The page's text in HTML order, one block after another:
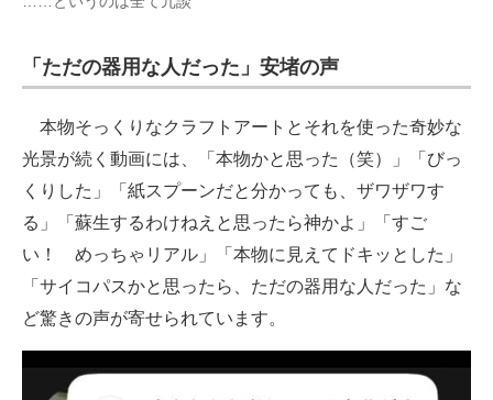
「ただの器用な人だった」安堵の声
本物そっくりなクラフトアートとそれを使った奇妙な
光景が続く動画には、「本物かと思った（笑）」「びっ
くりした」「紙スプーンだと分かっても、ザワザワす
る」「蘇生するわけねえと思ったら神かよ」「すご
い！ めっちゃリアル」「本物に見えてドキッとした」
「サイコパスかと思ったら、ただの器用な人だった」な
ど驚きの声が寄せられています。